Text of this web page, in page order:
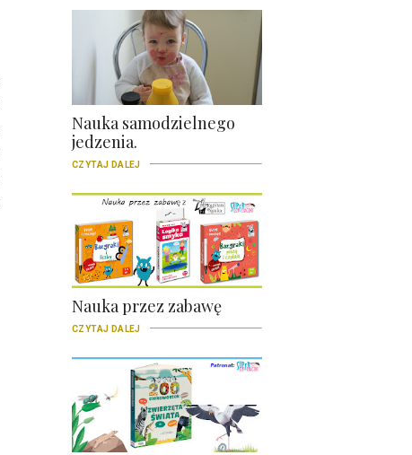
Nauka samodzielnego
jedzenia.
CZYTAJ DALEJ
Nauka przez zabawę
CZYTAJ DALEJ